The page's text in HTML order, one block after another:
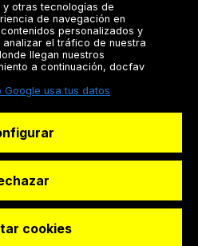
Technologies S.L
otras tecnologías de
de navegación en
personalizados y
el tráfico de nuestra
llegan nuestros
a continuación, docfav
usa tus datos
cookies